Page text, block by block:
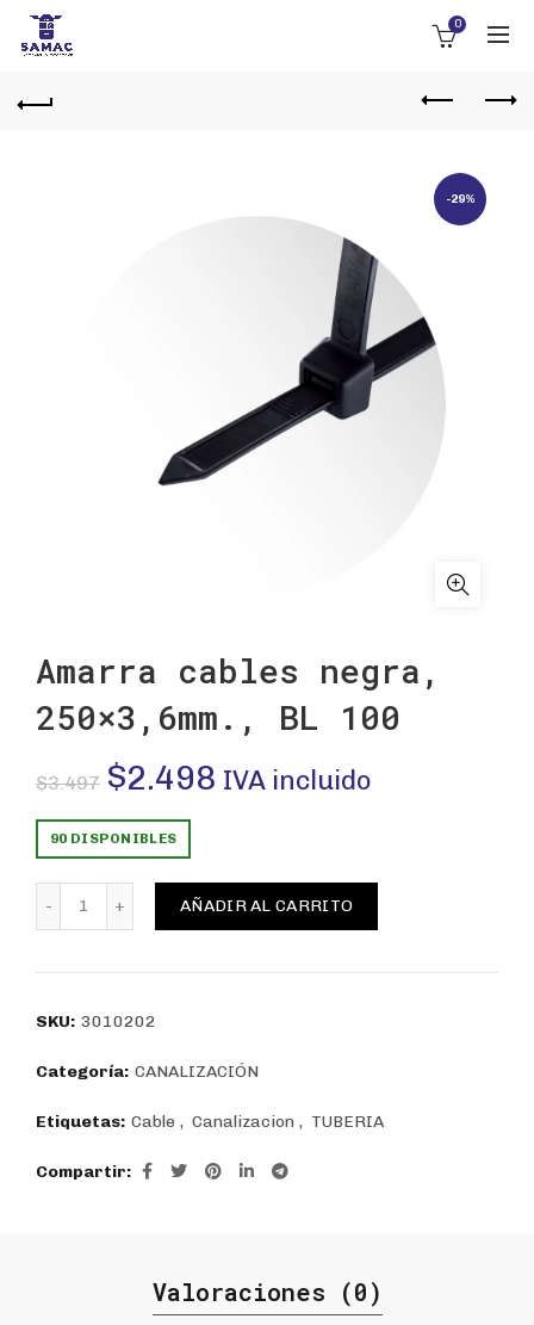
0
-29%
Amarra cables negra,
250×3,6mm., BL 100
$3.497 El
precio
original
era:
$2.498 El
actual
es:
IVA incluido
90 DISPONIBLES
Amarra cables negra, 250x3,6mm., BL 100 cantidad
AÑADIR AL CARRITO
SKU: 3010202
Categoría: CANALIZACIÓN
Etiquetas: Cable , Canalizacion , TUBERIA
Compartir
Valoraciones (0)